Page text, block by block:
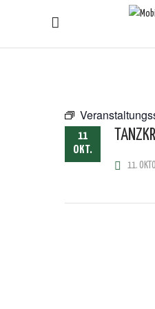
11
OKT.
11.